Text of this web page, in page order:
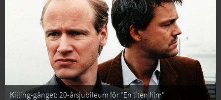
Killing-gänget: 20-årsjubileum för “En liten film”